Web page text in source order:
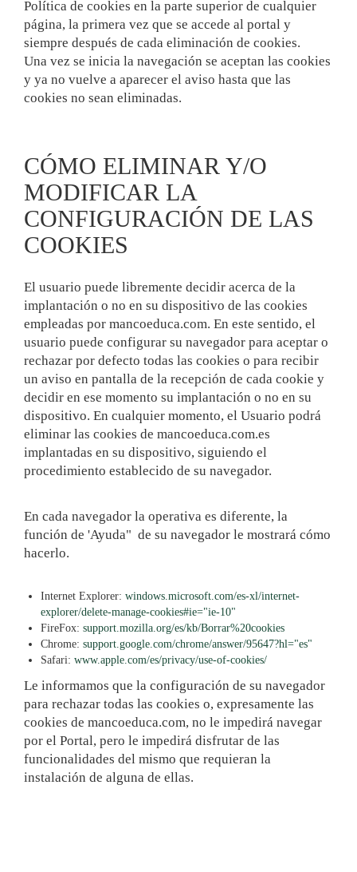
Política de cookies en la parte superior de cualquier
página, la primera vez que se accede al portal y
siempre después de cada eliminación de cookies.
Una vez se inicia la navegación se aceptan las cookies
y ya no vuelve a aparecer el aviso hasta que las
cookies no sean eliminadas.
CÓMO ELIMINAR Y/O
MODIFICAR LA
CONFIGURACIÓN DE LAS
COOKIES
El usuario puede libremente decidir acerca de la
implantación o no en su dispositivo de las cookies
empleadas por mancoeduca.com. En este sentido, el
usuario puede configurar su navegador para aceptar o
rechazar por defecto todas las cookies o para recibir
un aviso en pantalla de la recepción de cada cookie y
decidir en ese momento su implantación o no en su
dispositivo. En cualquier momento, el Usuario podrá
eliminar las cookies de mancoeduca.com.es
implantadas en su dispositivo, siguiendo el
procedimiento establecido de su navegador.
En cada navegador la operativa es diferente, la
función de 'Ayuda" de su navegador le mostrará cómo
hacerlo.
Internet Explorer: windows.microsoft.com/es-xl/internet-
explorer/delete-manage-cookies#ie="ie-10"
FireFox: support.mozilla.org/es/kb/Borrar%20cookies
Chrome: support.google.com/chrome/answer/95647?hl="es"
Safari: www.apple.com/es/privacy/use-of-cookies/
Le informamos que la configuración de su navegador
para rechazar todas las cookies o, expresamente las
cookies de mancoeduca.com, no le impedirá navegar
por el Portal, pero le impedirá disfrutar de las
funcionalidades del mismo que requieran la
instalación de alguna de ellas.